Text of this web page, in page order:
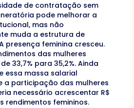
de contratação sem
pode melhorar a
mas não
muda a estrutura de
presença feminina cresceu.
das mulheres
33,7% para 35,2%. Ainda
essa massa salarial
a participação das mulheres
necessário acrescentar R$
rendimentos femininos.